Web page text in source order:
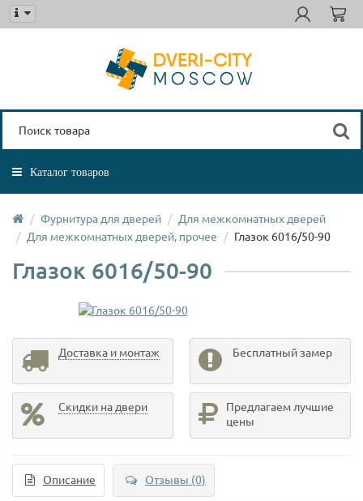
Каталог товаров
Фурнитура для дверей
Для межкомнатных дверей
Для межкомнатных дверей, прочее
Глазок 6016/50-90
Глазок 6016/50-90
Доставка и монтаж Бесплатный замер
Скидки на двери
Предлагаем лучшие
цены
Описание Отзывы (0)